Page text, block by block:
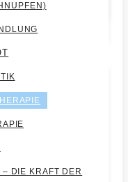
– DIE KRAFT DER